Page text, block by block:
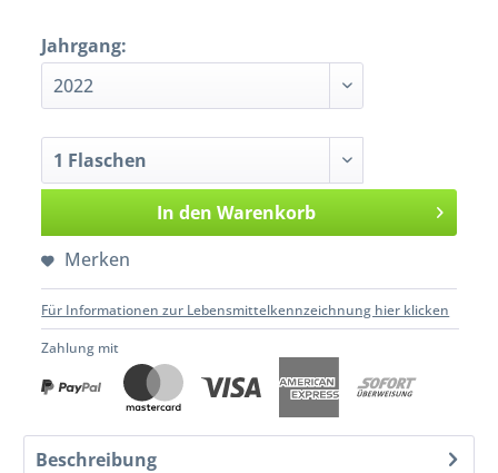
Jahrgang:
In den Warenkorb
Merken
Für Informationen zur Lebensmittelkennzeichnung hier klicken
Zahlung mit
Beschreibung